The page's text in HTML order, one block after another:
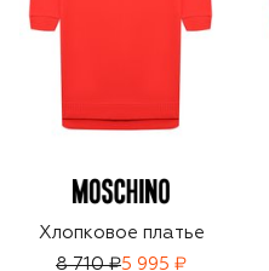
Хлопковое платье
8 710 ₽5 995 ₽